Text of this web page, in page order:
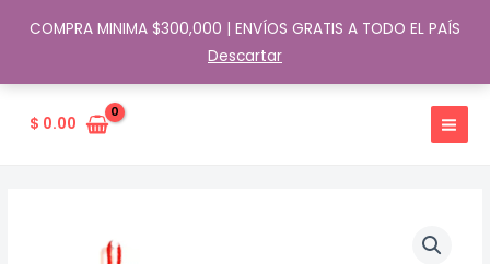
COMPRA MINIMA $300,000 | ENVÍOS GRATIS A TODO EL PAÍS
Descartar
$ 0.00